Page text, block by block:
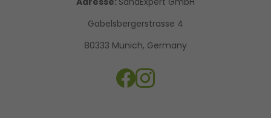
Gabelsbergerstrasse 4
80333 Munich, Germany